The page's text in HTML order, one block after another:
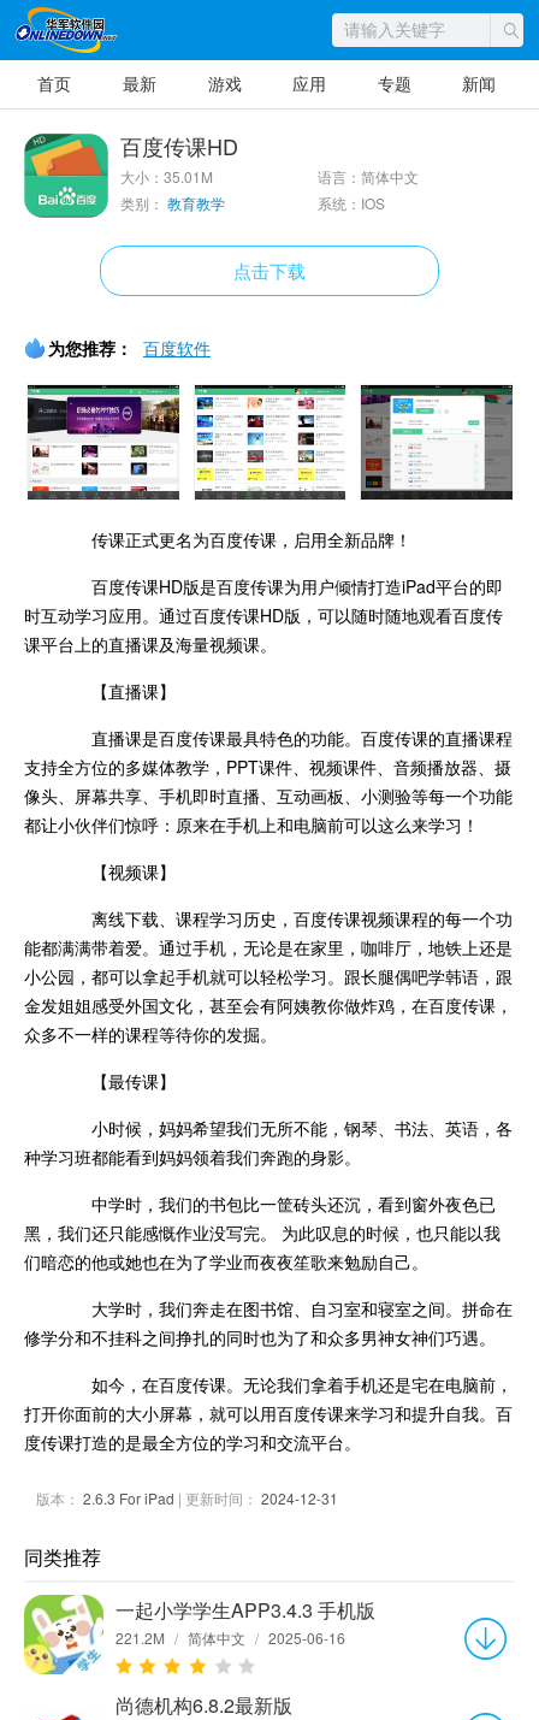
首页 最新 游戏 应用 专题 新闻
百度传课HD
大小：35.01M
语言：简体中文
类别： 教育教学 系统：IOS
点击下载
为您推荐： 百度软件
传课正式更名为百度传课，启用全新品牌！
百度传课HD版是百度传课为用户倾情打造iPad平台的即
时互动学习应用。通过百度传课HD版，可以随时随地观看百度传
课平台上的直播课及海量视频课。
【直播课】
直播课是百度传课最具特色的功能。百度传课的直播课程
支持全方位的多媒体教学，PPT课件、视频课件、音频播放器、摄
像头、屏幕共享、手机即时直播、互动画板、小测验等每一个功能
都让小伙伴们惊呼：原来在手机上和电脑前可以这么来学习！
【视频课】
离线下载、课程学习历史，百度传课视频课程的每一个功
能都满满带着爱。通过手机，无论是在家里，咖啡厅，地铁上还是
小公园，都可以拿起手机就可以轻松学习。跟长腿偶吧学韩语，跟
金发姐姐感受外国文化，甚至会有阿姨教你做炸鸡，在百度传课，
众多不一样的课程等待你的发掘。
【最传课】
小时候，妈妈希望我们无所不能，钢琴、书法、英语，各
种学习班都能看到妈妈领着我们奔跑的身影。
中学时，我们的书包比一筐砖头还沉，看到窗外夜色已
黑，我们还只能感慨作业没写完。 为此叹息的时候，也只能以我
们暗恋的他或她也在为了学业而夜夜笙歌来勉励自己。
大学时，我们奔走在图书馆、自习室和寝室之间。拼命在
修学分和不挂科之间挣扎的同时也为了和众多男神女神们巧遇。
如今，在百度传课。无论我们拿着手机还是宅在电脑前，
打开你面前的大小屏幕，就可以用百度传课来学习和提升自我。百
度传课打造的是最全方位的学习和交流平台。
版本： 2.6.3 For iPad | 更新时间： 2024-12-31
同类推荐
一起小学学生APP3.4.3 手机版
221.2M / 简体中文 / 2025-06-16
尚德机构6.8.2最新版